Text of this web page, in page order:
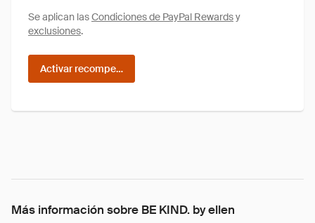
Se aplican lasCondiciones de PayPal Rewardsy
exclusiones.
Activar recompensas
Más información sobre BE KIND. by ellen